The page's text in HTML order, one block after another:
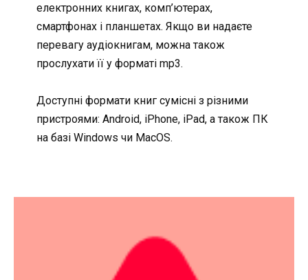
електронних книгах, комп’ютерах,
смартфонах і планшетах. Якщо ви надаєте
перевагу аудіокнигам, можна також
прослухати її у форматі mp3.
Доступні формати книг сумісні з різними
пристроями: Android, iPhone, iPad, а також ПК
на базі Windows чи MacOS.